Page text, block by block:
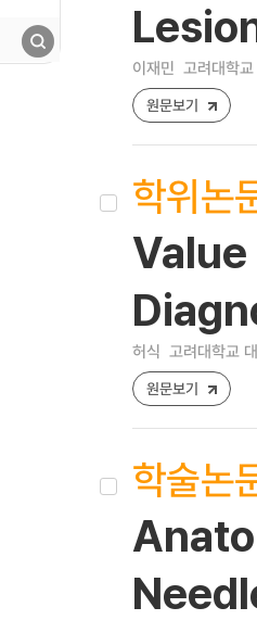
이재민 고려대학
원문보기
학위논
허식 고려대학교
원문보기
학술논